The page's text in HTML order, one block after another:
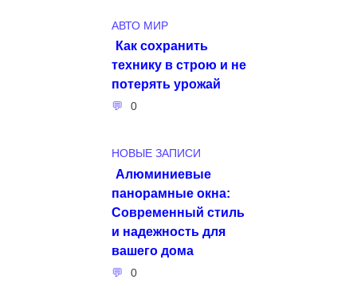
АВТО МИР
Как сохранить
технику в строю и не
потерять урожай
0
НОВЫЕ ЗАПИСИ
Алюминиевые
панорамные окна:
Современный стиль
и надежность для
вашего дома
0